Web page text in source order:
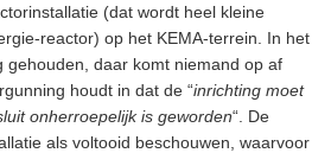
(dat wordt heel kleine
reactor) op het KEMA-terrein. In het
daar komt niemand op af
houdt in dat de “inrichting moet
onherroepelijk is geworden“. De
als voltooid beschouwen, waarvoor